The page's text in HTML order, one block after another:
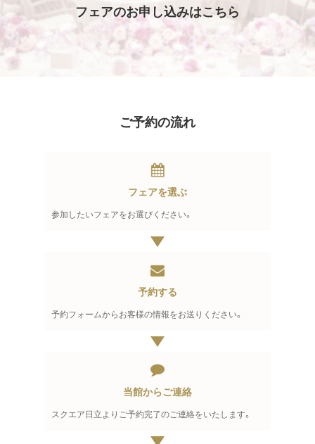
フェアのお申し込みはこちら
ご予約の流れ
フェアを選ぶ
参加したいフェアをお選びください。
予約する
予約フォームからお客様の情報をお送りください。
当館からご連絡
スクエア日立よりご予約完了のご連絡をいたします。